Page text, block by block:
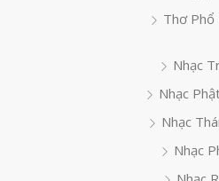
Thơ Phổ
Nhạc
Nhạc
Nhạc
Nhạc